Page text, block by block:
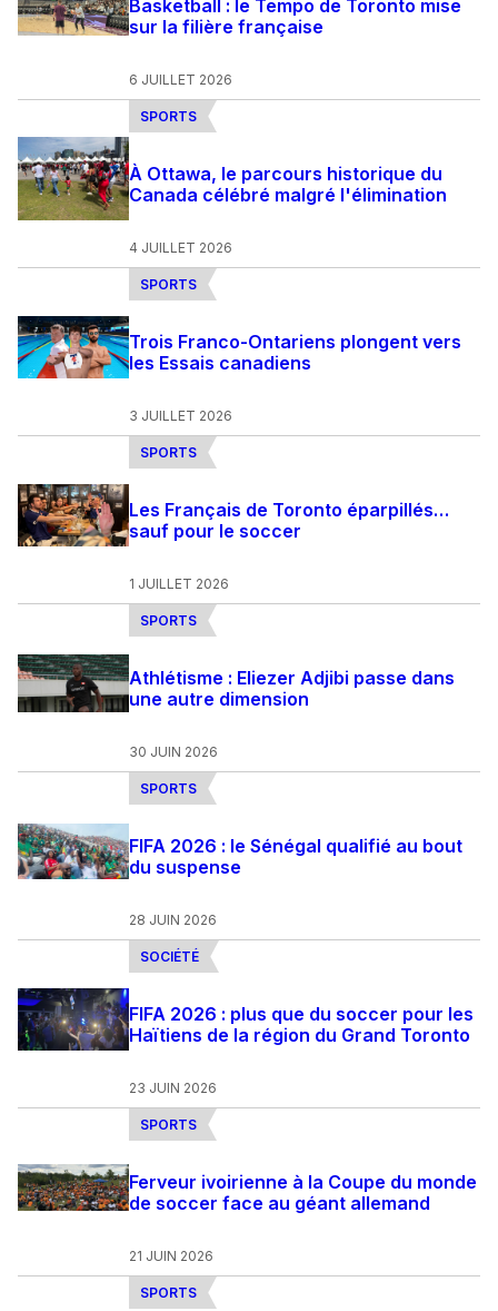
Basketball : le Tempo de Toronto mise
sur la filière française
6 JUILLET 2026
SPORTS
À Ottawa, le parcours historique du
Canada célébré malgré l'élimination
4 JUILLET 2026
SPORTS
Trois Franco-Ontariens plongent vers
les Essais canadiens
3 JUILLET 2026
SPORTS
Les Français de Toronto éparpillés…
sauf pour le soccer
1 JUILLET 2026
SPORTS
Athlétisme : Eliezer Adjibi passe dans
une autre dimension
30 JUIN 2026
SPORTS
FIFA 2026 : le Sénégal qualifié au bout
du suspense
28 JUIN 2026
SOCIÉTÉ
FIFA 2026 : plus que du soccer pour les
Haïtiens de la région du Grand Toronto
23 JUIN 2026
SPORTS
Ferveur ivoirienne à la Coupe du monde
de soccer face au géant allemand
21 JUIN 2026
SPORTS